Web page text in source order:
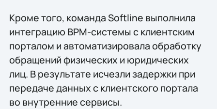
Кроме того, команда Softline выполнила
интеграцию ВРМ-системы с клиентским
порталом и автоматизировала обработку
обращений физических и юридических
лиц. В результате исчезли задержки при
передаче данных с клиентского портала
во внутренние сервисы.